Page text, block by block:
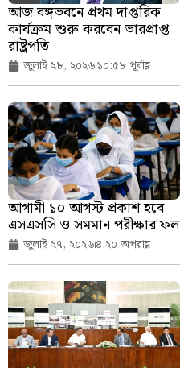
আজ বঙ্গভবনে প্রথম দাপ্তরিক
কার্যক্রম শুরু করবেন ভারপ্রাপ্ত
রাষ্ট্রপতি
জুলাই ২৮, ২০২৬১০:৫৮ পূর্বাহ্ণ
আগামী ১০ আগস্ট প্রকাশ হবে
এসএসসি ও সমমান পরীক্ষার ফল
জুলাই ২৭, ২০২৬৪:২০ অপরাহ্ণ